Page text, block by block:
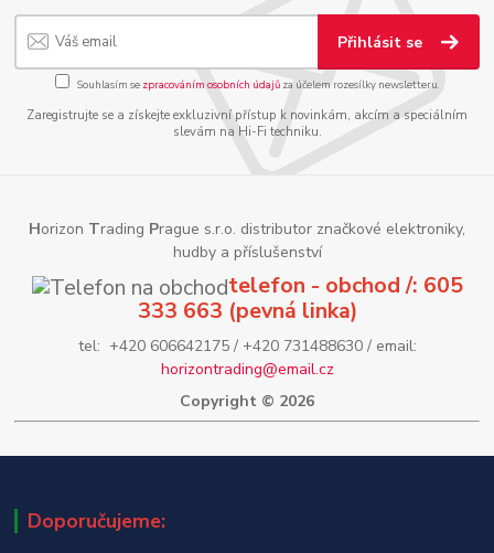
Přihlásit se
Souhlasím se zpracováním osobních údajůza účelem rozesílky newsletteru.
Zaregistrujte se a získejte exkluzivní přístup k novinkám, akcím a speciálním
slevám na Hi-Fi techniku.
Horizon Trading Prague s.r.o. distributor značkové elektroniky,
hudby a příslušenství
telefon - obchod /: 605
333 663 (pevná linka)
tel: +420 606642175 / +420 731488630 / email:
horizontrading@email.cz
Copyright © 2026
Doporučujeme: